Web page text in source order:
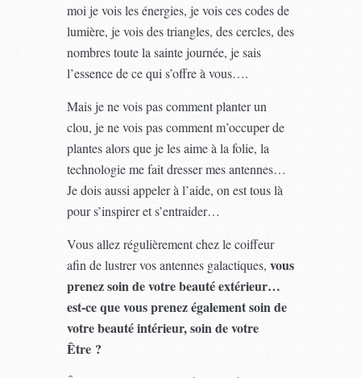
moi je vois les énergies, je vois ces codes de
lumière, je vois des triangles, des cercles, des
nombres toute la sainte journée, je sais
l’essence de ce qui s’offre à vous….
Mais je ne vois pas comment planter un
clou, je ne vois pas comment m’occuper de
plantes alors que je les aime à la folie, la
technologie me fait dresser mes antennes…
Je dois aussi appeler à l’aide, on est tous là
pour s’inspirer et s’entraider…
Vous allez régulièrement chez le coiffeur
afin de lustrer vos antennes galactiques, vous
prenez soin de votre beauté extérieur…
est-ce que vous prenez également soin de
votre beauté intérieur, soin de votre
Être ?